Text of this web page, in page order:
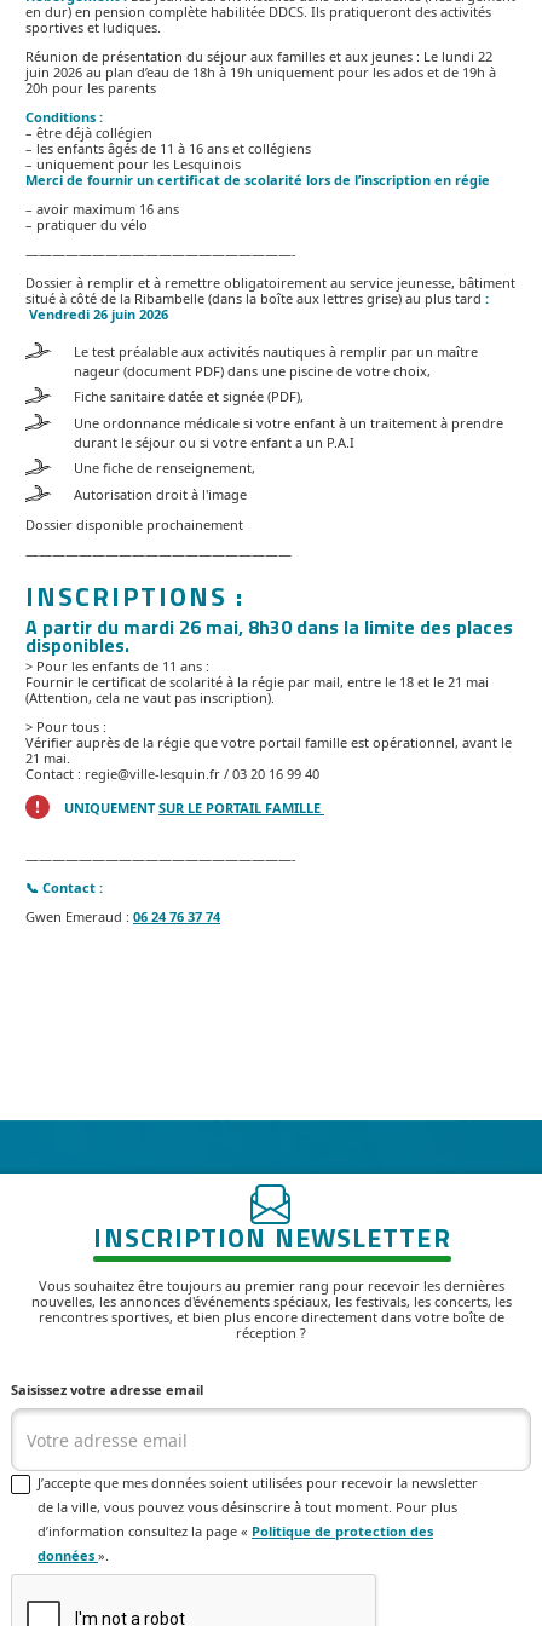
en dur) en pension complète habilitée DDCS. Ils pratiqueront des activités
sportives et ludiques.
Réunion de présentation du séjour aux familles et aux jeunes : Le lundi 22
juin 2026 au plan d’eau de 18h à 19h uniquement pour les ados et de 19h à
20h pour les parents
Conditions :
– être déjà collégien
– les enfants âgés de 11 à 16 ans et collégiens
– uniquement pour les Lesquinois
Merci de fournir un certificat de scolarité lors de l’inscription en régie
– avoir maximum 16 ans
– pratiquer du vélo
————————————————————-
Dossier à remplir et à remettre obligatoirement au service jeunesse, bâtiment
situé à côté de la Ribambelle (dans la boîte aux lettres grise) au plus tard :
Vendredi 26 juin 2026
Le test préalable aux activités nautiques à remplir par un maître
nageur (document PDF) dans une piscine de votre choix,
Fiche sanitaire datée et signée (PDF),
Une ordonnance médicale si votre enfant à un traitement à prendre
durant le séjour ou si votre enfant a un P.A.I
Une fiche de renseignement,
Autorisation droit à l'image
Dossier disponible prochainement
————————————————————
INSCRIPTIONS :
A partir du mardi 26 mai, 8h30 dans la limite des places
disponibles.
> Pour les enfants de 11 ans :
Fournir le certificat de scolarité à la régie par mail, entre le 18 et le 21 mai
(Attention, cela ne vaut pas inscription).
> Pour tous :
Vérifier auprès de la régie que votre portail famille est opérationnel, avant le
21 mai.
Contact : regie@ville-lesquin.fr / 03 20 16 99 40
UNIQUEMENTSUR LE PORTAIL FAMILLE
————————————————————-
📞 Contact :
Gwen Emeraud : 06 24 76 37 74
INSCRIPTION NEWSLETTER
Vous souhaitez être toujours au premier rang pour recevoir les dernières
nouvelles, les annonces d'événements spéciaux, les festivals, les concerts, les
rencontres sportives, et bien plus encore directement dans votre boîte de
réception ?
Saisissez votre adresse email
J’accepte que mes données soient utilisées pour recevoir la newsletter
de la ville, vous pouvez vous désinscrire à tout moment. Pour plus
d’information consultez la page « Politique de protection des
données ».